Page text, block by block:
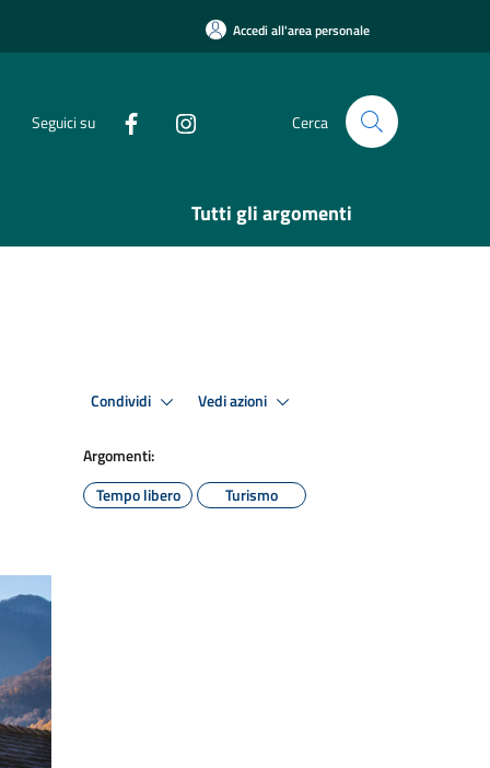
Accedi all'area personale
Seguici su Cerca
Tutti gli argomenti
Condividi Vedi azioni
Argomenti:
Tempo libero
Turismo